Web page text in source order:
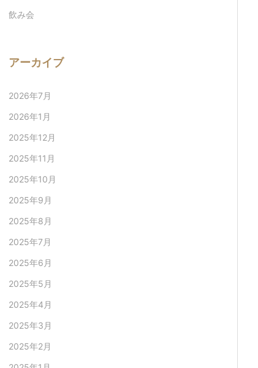
飲み会
アーカイブ
2026年7月
2026年1月
2025年12月
2025年11月
2025年10月
2025年9月
2025年8月
2025年7月
2025年6月
2025年5月
2025年4月
2025年3月
2025年2月